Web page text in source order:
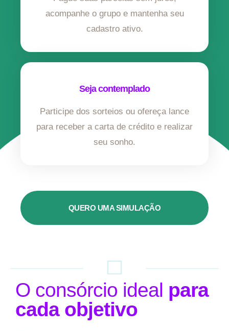
acompanhe o grupo e mantenha seu
cadastro ativo.
Seja contemplado
Participe dos sorteios ou ofereça lance
para receber a carta de crédito e realizar
seu sonho.
QUERO UMA SIMULAÇÃO
O consórcio ideal para
cada objetivo